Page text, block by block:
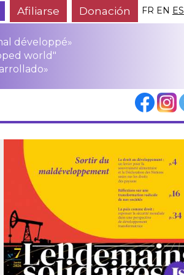
Afiliarse Donación FR EN ES
développé»
world"